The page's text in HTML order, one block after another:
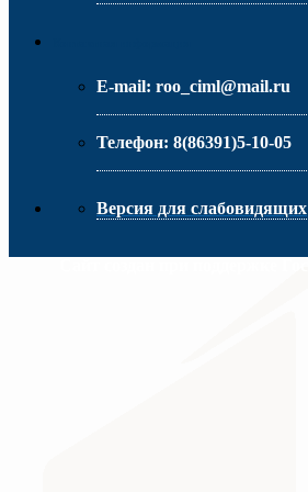
E-mail: roo_ciml@mail.ru
Телефон: 8(86391)5-10-05
Версия для слабовидящих